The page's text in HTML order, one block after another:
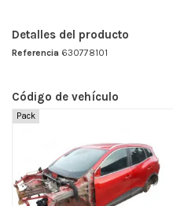
Detalles del producto
Referencia 630778101
Código de vehículo
Pack